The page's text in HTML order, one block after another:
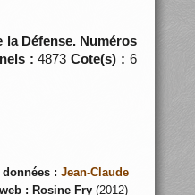
Défense. Numéros
:4873Cote(s) : 6
: Jean-Claude
: Rosine Fry (2012)